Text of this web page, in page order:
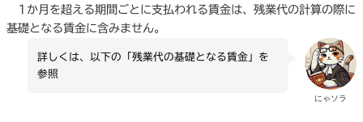
1か月を超える期間ごとに支払われる賃金は、残業代の計算の際に
基礎となる賃金に含みません。
にゃソラ
詳しくは、以下の「残業代の基礎となる賃金」を
参照